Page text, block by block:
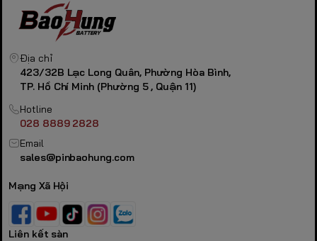
Địa chỉ
423/32B Lạc Long Quân, Phường Hòa Bình,
TP. Hồ Chí Minh (Phường 5 , Quận 11)
Hotline
028 8889 2828
Email
sales@pinbaohung.com
Mạng Xã Hội
Liên kết sàn